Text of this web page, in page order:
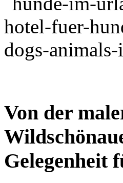
Von der
Gelegenheit